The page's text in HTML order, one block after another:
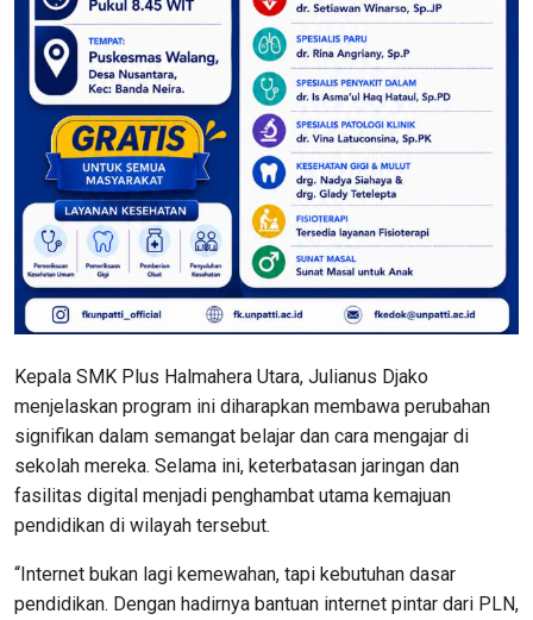
Kepala SMK Plus Halmahera Utara, Julianus Djako
menjelaskan program ini diharapkan membawa perubahan
signifikan dalam semangat belajar dan cara mengajar di
sekolah mereka. Selama ini, keterbatasan jaringan dan
fasilitas digital menjadi penghambat utama kemajuan
pendidikan di wilayah tersebut.
“Internet bukan lagi kemewahan, tapi kebutuhan dasar
pendidikan. Dengan hadirnya bantuan internet pintar dari PLN,